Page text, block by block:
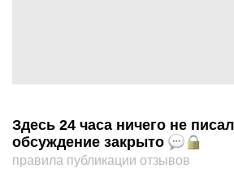
Здесь 24 часа ничего не
обсуждение закрыто
правила публикации отзывов